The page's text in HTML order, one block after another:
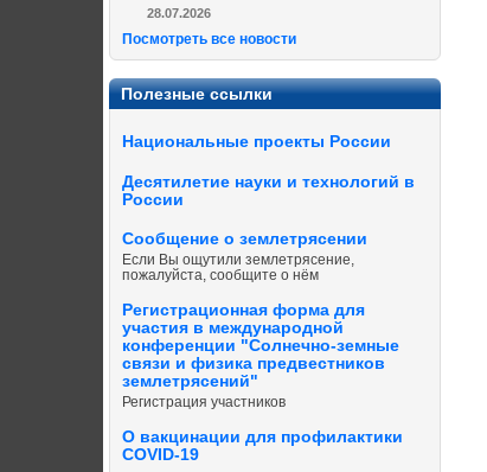
28.07.2026
Посмотреть все новости
Полезные ссылки
Национальные проекты России
Десятилетие науки и технологий в
России
Сообщение о землетрясении
Если Вы ощутили землетрясение,
пожалуйста, сообщите о нём
Регистрационная форма для
участия в международной
конференции "Солнечно-земные
связи и физика предвестников
землетрясений"
Регистрация участников
О вакцинации для профилактики
COVID-19